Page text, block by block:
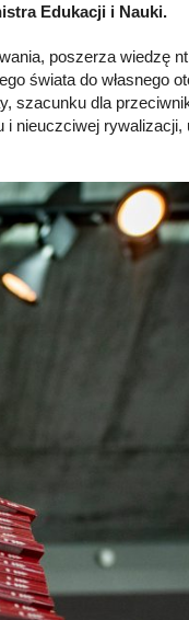
Edukacji i Nauki.
poszerza wiedzę
świata do własnego
szacunku dla
rywalizacji,